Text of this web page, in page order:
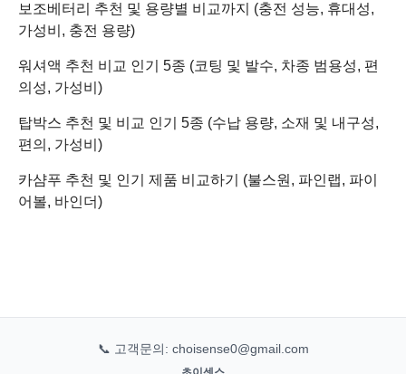
보조베터리 추천 및 용량별 비교까지 (충전 성능, 휴대성,
가성비, 충전 용량)
워셔액 추천 비교 인기 5종 (코팅 및 발수, 차종 범용성, 편
의성, 가성비)
탑박스 추천 및 비교 인기 5종 (수납 용량, 소재 및 내구성,
편의, 가성비)
카샴푸 추천 및 인기 제품 비교하기 (불스원, 파인랩, 파이
어볼, 바인더)
📞 고객문의: choisense0@gmail.com